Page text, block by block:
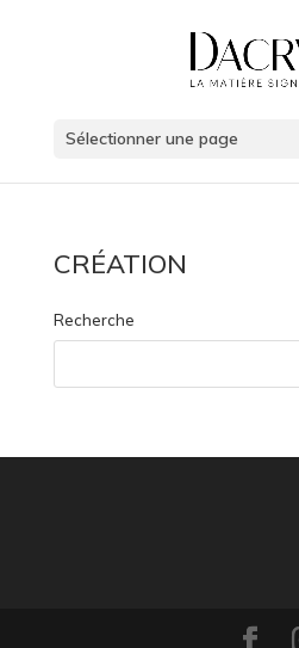
Sélectionner une page
CRÉATION
Recherche